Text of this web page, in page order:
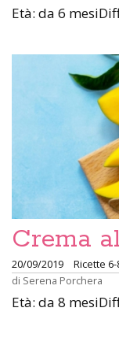
Età: da 6
Crema
20/09/2019
Ricette
di Serena Porchera
Età: da 8